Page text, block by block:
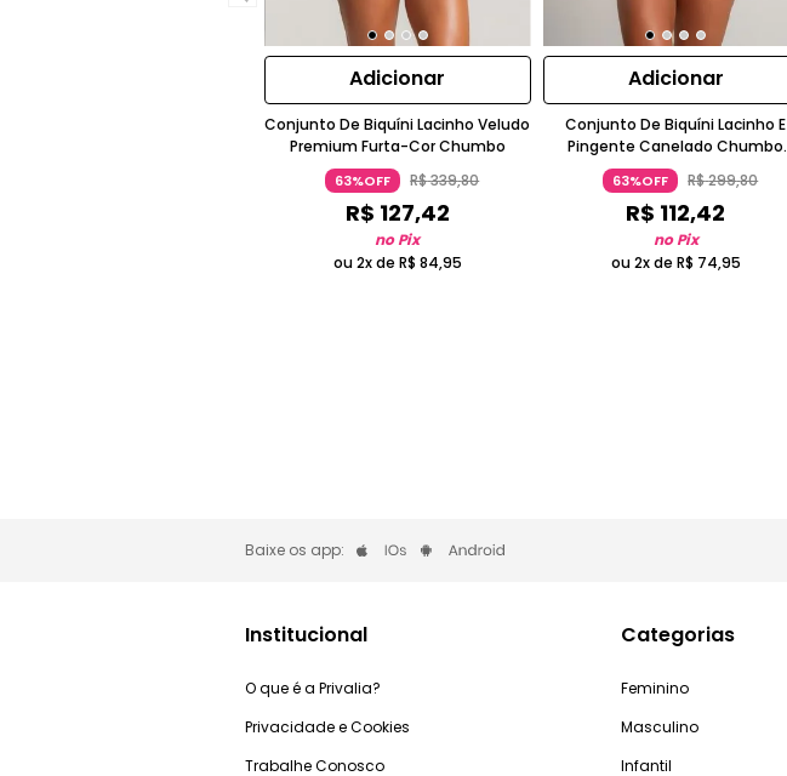
Adicionar
Conjunto De Biquíni Lacinho Veludo
Premium Furta-Cor Chumbo
63%OFF R$339,80
R$ 127,42
no Pix
ou 2x de R$ 84,95
Adicionar
Conjunto De Biquíni Lacinho E
Pingente Canelado Chumbo
Wemood
63%OFF R$299,80
R$ 112,42
no Pix
ou 2x de R$ 74,95
Baixe os app:
Institucional
O que é a Privalia?
Privacidade e Cookies
Trabalhe Conosco
Categorias
Feminino
Masculino
Infantil